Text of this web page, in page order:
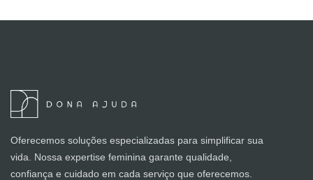
Oferecemos soluções especializadas para simplificar sua
vida. Nossa expertise feminina garante qualidade,
confiança e cuidado em cada serviço que oferecemos.